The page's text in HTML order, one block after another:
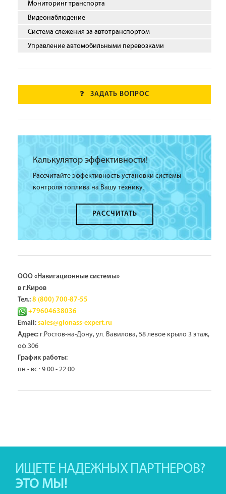
Мониторинг транспорта
Видеонаблюдение
Система слежения за автотранспортом
Управление автомобильными перевозками
ЗАДАТЬ ВОПРОС
Калькулятор эффективности!
Рассчитайте эффективность установки системы
контроля топлива на Вашу технику.
РАССЧИТАТЬ
ООО «Навигационные системы»
в г.Киров
Тел.: 8 (800) 700-87-55
+79604638036
Email: sales@glonass-expert.ru
Адрес: г.Ростов-на-Дону, ул. Вавилова, 58 левое крыло 3 этаж,
оф.306
График работы:
пн.- вс.: 9.00 - 22.00
ИЩЕТЕ НАДЕЖНЫХ ПАРТНЕРОВ?
ЭТО МЫ!